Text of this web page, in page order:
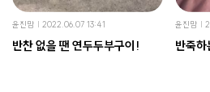
윤진맘 2022.06.07 13:41
반찬 없을 땐 연두두부구이!
윤진맘
반죽